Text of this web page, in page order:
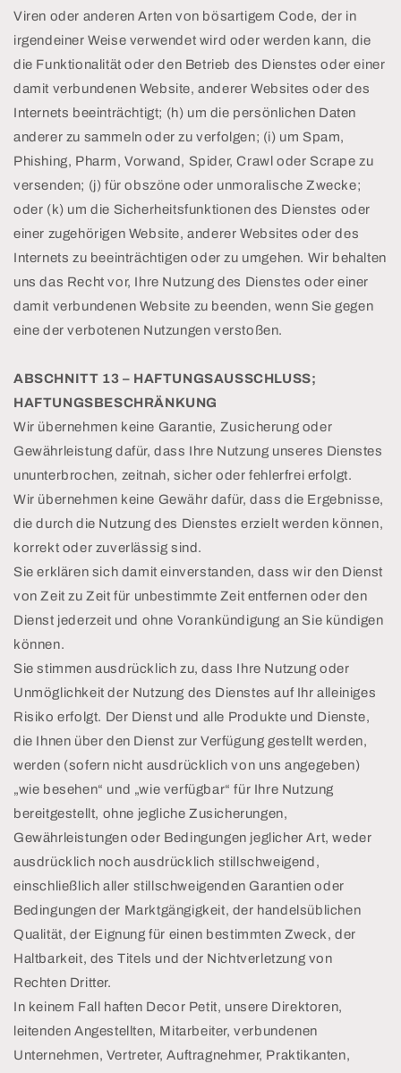
Viren oder anderen Arten von bösartigem Code, der in
irgendeiner Weise verwendet wird oder werden kann, die
die Funktionalität oder den Betrieb des Dienstes oder einer
damit verbundenen Website, anderer Websites oder des
Internets beeinträchtigt; (h) um die persönlichen Daten
anderer zu sammeln oder zu verfolgen; (i) um Spam,
Phishing, Pharm, Vorwand, Spider, Crawl oder Scrape zu
versenden; (j) für obszöne oder unmoralische Zwecke;
oder (k) um die Sicherheitsfunktionen des Dienstes oder
einer zugehörigen Website, anderer Websites oder des
Internets zu beeinträchtigen oder zu umgehen. Wir behalten
uns das Recht vor, Ihre Nutzung des Dienstes oder einer
damit verbundenen Website zu beenden, wenn Sie gegen
eine der verbotenen Nutzungen verstoßen.
ABSCHNITT 13 – HAFTUNGSAUSSCHLUSS;
HAFTUNGSBESCHRÄNKUNG
Wir übernehmen keine Garantie, Zusicherung oder
Gewährleistung dafür, dass Ihre Nutzung unseres Dienstes
ununterbrochen, zeitnah, sicher oder fehlerfrei erfolgt.
Wir übernehmen keine Gewähr dafür, dass die Ergebnisse,
die durch die Nutzung des Dienstes erzielt werden können,
korrekt oder zuverlässig sind.
Sie erklären sich damit einverstanden, dass wir den Dienst
von Zeit zu Zeit für unbestimmte Zeit entfernen oder den
Dienst jederzeit und ohne Vorankündigung an Sie kündigen
können.
Sie stimmen ausdrücklich zu, dass Ihre Nutzung oder
Unmöglichkeit der Nutzung des Dienstes auf Ihr alleiniges
Risiko erfolgt. Der Dienst und alle Produkte und Dienste,
die Ihnen über den Dienst zur Verfügung gestellt werden,
werden (sofern nicht ausdrücklich von uns angegeben)
„wie besehen“ und „wie verfügbar“ für Ihre Nutzung
bereitgestellt, ohne jegliche Zusicherungen,
Gewährleistungen oder Bedingungen jeglicher Art, weder
ausdrücklich noch ausdrücklich stillschweigend,
einschließlich aller stillschweigenden Garantien oder
Bedingungen der Marktgängigkeit, der handelsüblichen
Qualität, der Eignung für einen bestimmten Zweck, der
Haltbarkeit, des Titels und der Nichtverletzung von
Rechten Dritter.
In keinem Fall haften Decor Petit, unsere Direktoren,
leitenden Angestellten, Mitarbeiter, verbundenen
Unternehmen, Vertreter, Auftragnehmer, Praktikanten,